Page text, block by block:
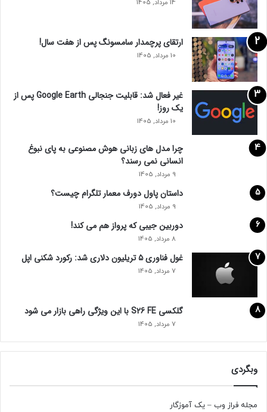
ر
ی
!
14 مرداد, 1405
ارتقای پرچمدار سامسونگ پس از هفت سال!
10 مرداد, 1405
غیر فعال شد: قابلیت جنجالی Google Earth پس از
یک روز!
10 مرداد, 1405
چرا مدل‌ های زبانی هوش مصنوعی به پای نبوغ
انسانی نمی‌ رسند؟
9 مرداد, 1405
داستان پاول دورف معمار تلگرام چیست؟
9 مرداد, 1405
دوربین جیبی که پرواز هم می‌ کند!
8 مرداد, 1405
غول فناوری ۵ تریلیون دلاری شد: رکورد شکنی اپل
7 مرداد, 1405
گلکسی S26 FE با این ویژگی راهی بازار می شود
7 مرداد, 1405
وبگردی
مجله فراز وب – یک آموزگار